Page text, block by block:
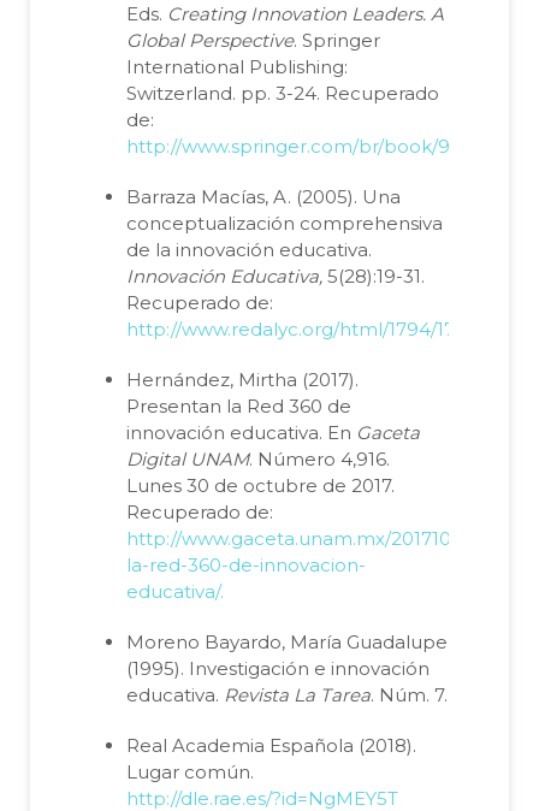
Eds. Creating Innovation Leaders. A
Global Perspective. Springer
International Publishing:
Switzerland. pp. 3-24. Recuperado
de:
http://www.springer.com/br/book/
Barraza Macías, A. (2005). Una
conceptualización comprehensiva
de la innovación educativa.
Innovación Educativa, 5(28):19-31.
Recuperado de:
http://www.redalyc.org/html/1794/
Hernández, Mirtha (2017).
Presentan la Red 360 de
innovación educativa. En Gaceta
Digital UNAM. Número 4,916.
Lunes 30 de octubre de 2017.
Recuperado de:
http://www.gaceta.unam.mx/20171030/
la-red-360-de-innovacion-
educativa/.
Moreno Bayardo, María Guadalupe
(1995). Investigación e innovación
educativa. Revista La Tarea. Núm. 7.
Real Academia Española (2018).
Lugar común.
http://dle.rae.es/?id=NgMEY5T